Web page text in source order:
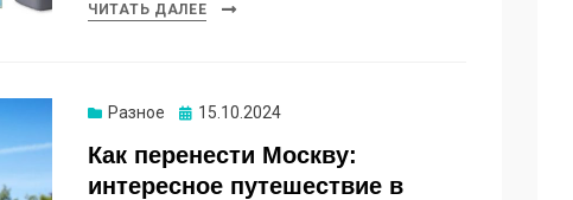
ЧИТАТЬ ДАЛЕЕ
Разное Опубликовано
15.10.2024
Как перенести Москву:
интересное путешествие в